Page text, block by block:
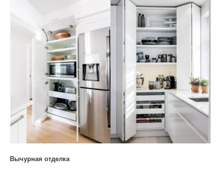
Вычурная отделка